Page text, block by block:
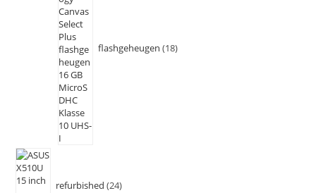
flashgeheugen 18
refurbished 24